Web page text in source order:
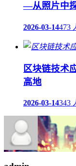
—从照片中
2026-03-14473
区块链技术
高地
2026-03-14343